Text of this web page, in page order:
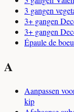
3 gangen
3+ gangen
3+ gangen
Épaule de
A
Aanpassen
kip